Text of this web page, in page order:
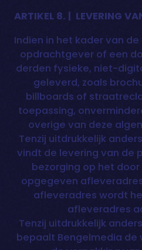
ARTIKEL 8. | LEVERING
Indien in het kader van
opdrachtgever of een
derden fysieke, niet-
geleverd, zoals
billboards of
toepassing,
overige van deze
Tenzij uitdrukkelijk
vindt de levering van de
bezorging op het
opgegeven
afleveradres wordt
afleveradres
Tenzij uitdrukkelijk
bepaalt Bengelmedia de